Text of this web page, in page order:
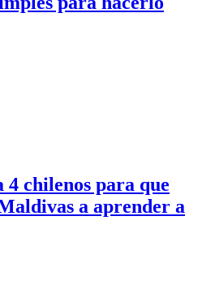
chilenos para que
a aprender a